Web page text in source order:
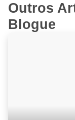
Outros
Blogue